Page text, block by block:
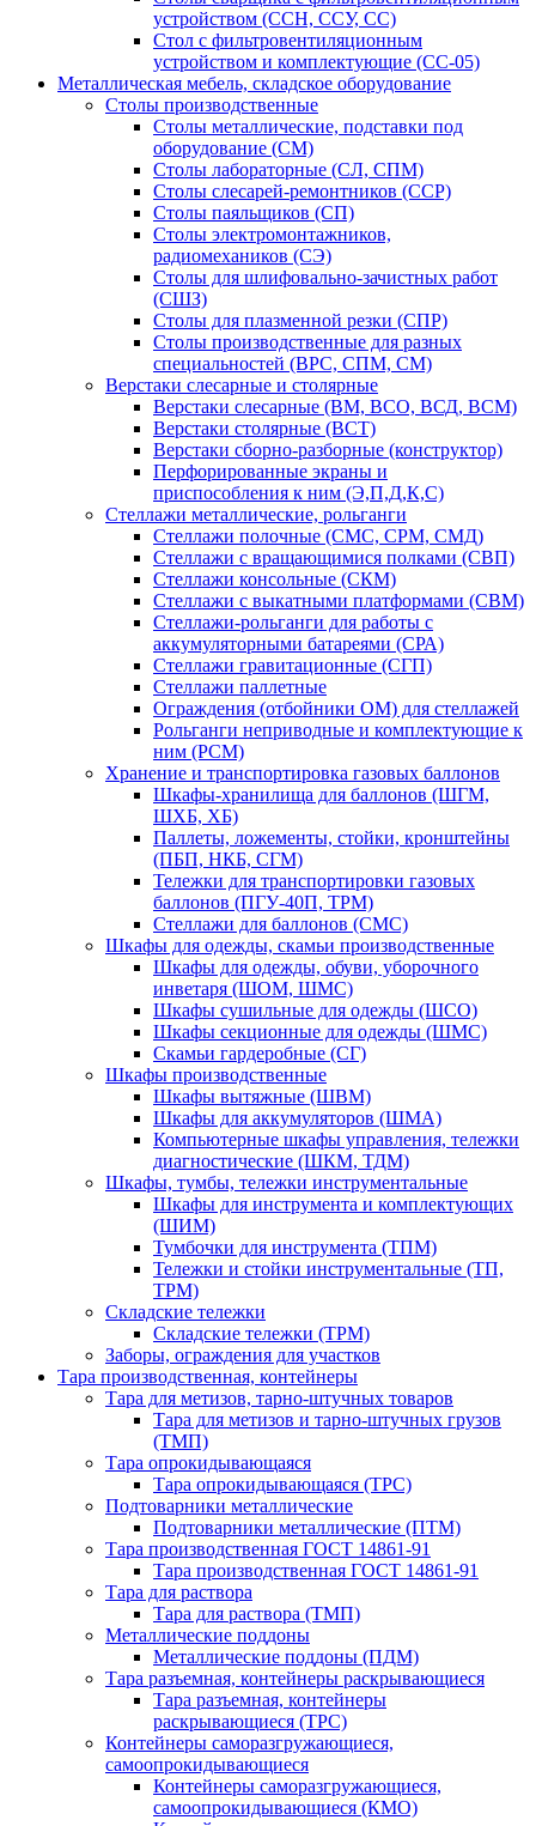
устройством (ССН, ССУ, СС)
Стол с фильтровентиляционным
устройством и комплектующие (СС-05)
Металлическая мебель, складское оборудование
Столы производственные
Столы металлические, подставки под
оборудование (СМ)
Столы лабораторные (СЛ, СПМ)
Столы слесарей-ремонтников (ССР)
Столы паяльщиков (СП)
Столы электромонтажников,
радиомехаников (СЭ)
Столы для шлифовально-зачистных работ
(СШЗ)
Столы для плазменной резки (СПР)
Столы производственные для разных
специальностей (ВРС, СПМ, СМ)
Верстаки слесарные и столярные
Верстаки слесарные (ВМ, ВСО, ВСД, ВСМ)
Верстаки столярные (ВСТ)
Верстаки сборно-разборные (конструктор)
Перфорированные экраны и
приспособления к ним (Э,П,Д,К,С)
Стеллажи металлические, рольганги
Стеллажи полочные (СМС, СРМ, СМД)
Стеллажи с вращающимися полками (СВП)
Стеллажи консольные (СКМ)
Стеллажи с выкатными платформами (СВМ)
Стеллажи-рольганги для работы с
аккумуляторными батареями (СРА)
Стеллажи гравитационные (СГП)
Стеллажи паллетные
Ограждения (отбойники ОМ) для стеллажей
Рольганги неприводные и комплектующие к
ним (РСМ)
Хранение и транспортировка газовых баллонов
Шкафы-хранилища для баллонов (ШГМ,
ШХБ, ХБ)
Паллеты, ложементы, стойки, кронштейны
(ПБП, НКБ, СГМ)
Тележки для транспортировки газовых
баллонов (ПГУ-40П, ТРМ)
Стеллажи для баллонов (СМС)
Шкафы для одежды, скамьи производственные
Шкафы для одежды, обуви, уборочного
инветаря (ШОМ, ШМС)
Шкафы сушильные для одежды (ШСО)
Шкафы секционные для одежды (ШМС)
Скамьи гардеробные (СГ)
Шкафы производственные
Шкафы вытяжные (ШВМ)
Шкафы для аккумуляторов (ШМА)
Компьютерные шкафы управления, тележки
диагностические (ШКМ, ТДМ)
Шкафы, тумбы, тележки инструментальные
Шкафы для инструмента и комплектующих
(ШИМ)
Тумбочки для инструмента (ТПМ)
Тележки и стойки инструментальные (ТП,
ТРМ)
Складские тележки
Складские тележки (ТРМ)
Заборы, ограждения для участков
Тара производственная, контейнеры
Тара для метизов, тарно-штучных товаров
Тара для метизов и тарно-штучных грузов
(ТМП)
Тара опрокидывающаяся
Тара опрокидывающаяся (ТРС)
Подтоварники металлические
Подтоварники металлические (ПТМ)
Тара производственная ГОСТ 14861-91
Тара производственная ГОСТ 14861-91
Тара для раствора
Тара для раствора (ТМП)
Металлические поддоны
Металлические поддоны (ПДМ)
Тара разъемная, контейнеры раскрывающиеся
Тара разъемная, контейнеры
раскрывающиеся (ТРС)
Контейнеры саморазгружающиеся,
самоопрокидывающиеся
Контейнеры саморазгружающиеся,
самоопрокидывающиеся (КМО)